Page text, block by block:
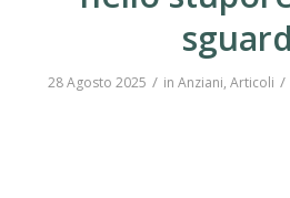
28 Agosto 2025 / in Anziani, Articoli /